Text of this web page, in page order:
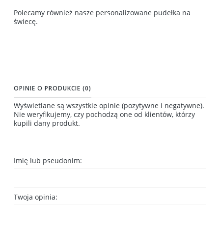
Polecamy również nasze personalizowane pudełka na
świecę.
OPINIE O PRODUKCIE (0)
Wyświetlane są wszystkie opinie (pozytywne i negatywne).
Nie weryfikujemy, czy pochodzą one od klientów, którzy
kupili dany produkt.
Imię lub pseudonim:
Twoja opinia: